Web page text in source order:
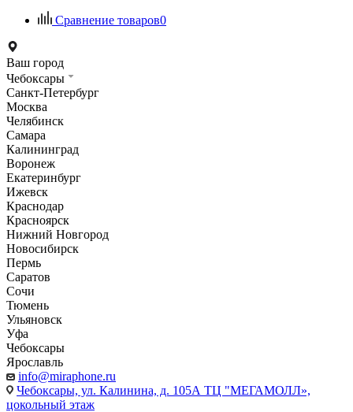
Сравнение товаров0
Ваш город
Чебоксары
Санкт-Петербург
Москва
Челябинск
Самара
Калининград
Воронеж
Екатеринбург
Ижевск
Краснодар
Красноярск
Нижний Новгород
Новосибирск
Пермь
Саратов
Сочи
Тюмень
Ульяновск
Уфа
Чебоксары
Ярославль
info@miraphone.ru
Чебоксары, ул. Калинина, д. 105А ТЦ "МЕГАМОЛЛ»,
цокольный этаж